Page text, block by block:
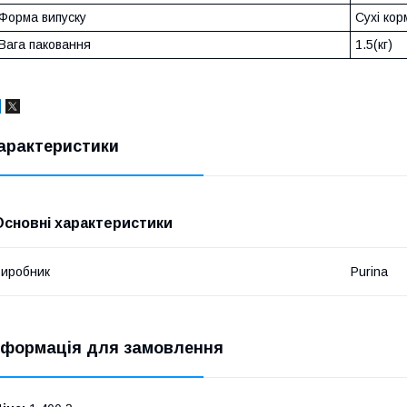
випуску
Сухі
паковання
1.5(кг)
характеристики
Purina
для замовлення